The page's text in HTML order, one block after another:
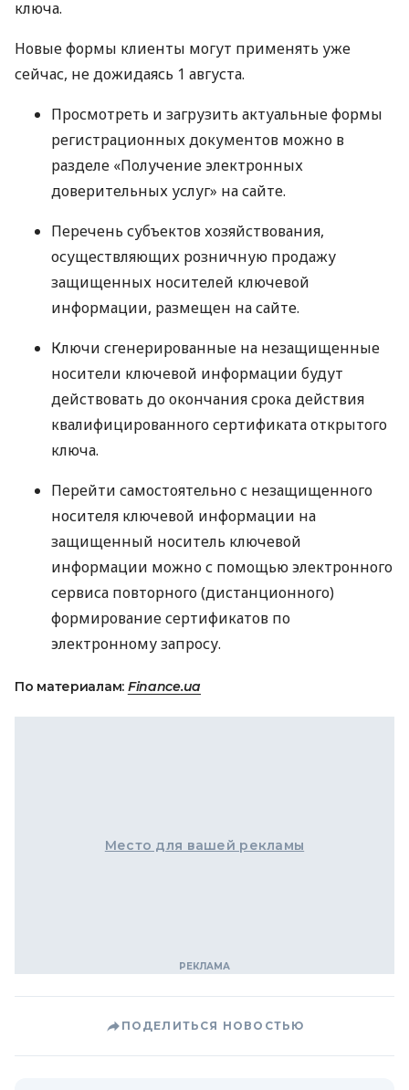
ключа.
Новые формы клиенты могут применять уже
сейчас, не дожидаясь 1 августа.
Просмотреть и загрузить актуальные формы
регистрационных документов можно в
разделе «Получение электронных
доверительных услуг» на сайте.
Перечень субъектов хозяйствования,
осуществляющих розничную продажу
защищенных носителей ключевой
информации, размещен на сайте.
Ключи сгенерированные на незащищенные
носители ключевой информации будут
действовать до окончания срока действия
квалифицированного сертификата открытого
ключа.
Перейти самостоятельно с незащищенного
носителя ключевой информации на
защищенный носитель ключевой
информации можно с помощью электронного
сервиса повторного (дистанционного)
формирование сертификатов по
электронному запросу.
По материалам: Finance.ua
Место для вашей рекламы
ПОДЕЛИТЬСЯ НОВОСТЬЮ